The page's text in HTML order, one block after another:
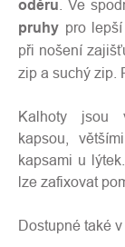
oděru . Ve
pruhy pro
při nošení
zip a suchý zip.
Kalhoty jsou
kapsou,
kapsami u
lze zafixovat
Dostupné také v